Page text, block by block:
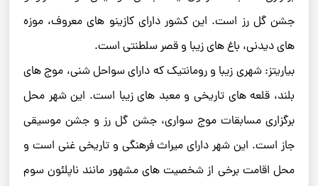
جشن گل رز است. این کشور دارای کازینو های معروف، موزه
های دیدنی، باغ های زیبا و قصر سلطنتی است.
بیاریتز: شهری زیبا و رومانتیک که دارای سواحل شنی، موج های
بلند، قلعه های تاریخی و معبد های زیبا است. این شهر محل
برگزاری مسابقات موج سواری، جشن گل رز و جشن موسیقی
جاز است. این شهر دارای میراث فرهنگی و تاریخی غنی است و
محل اقامت برخی از شخصیت های مشهور مانند ناپلئون سوم